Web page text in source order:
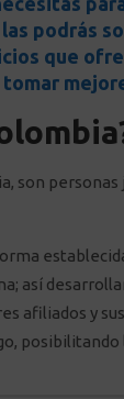
podrás
que
son
así
afiliados y